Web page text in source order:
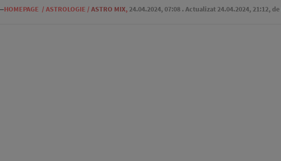
HOMEPAGE / ASTROLOGIE / ASTRO MIX, 24.04.2024, 07:08 . Actualizat 24.04.2024, 21:12, de